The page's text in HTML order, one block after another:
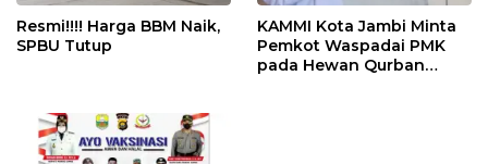
Resmi!!!! Harga BBM Naik,
SPBU Tutup
KAMMI Kota Jambi Minta
Pemkot Waspadai PMK
pada Hewan Qurban